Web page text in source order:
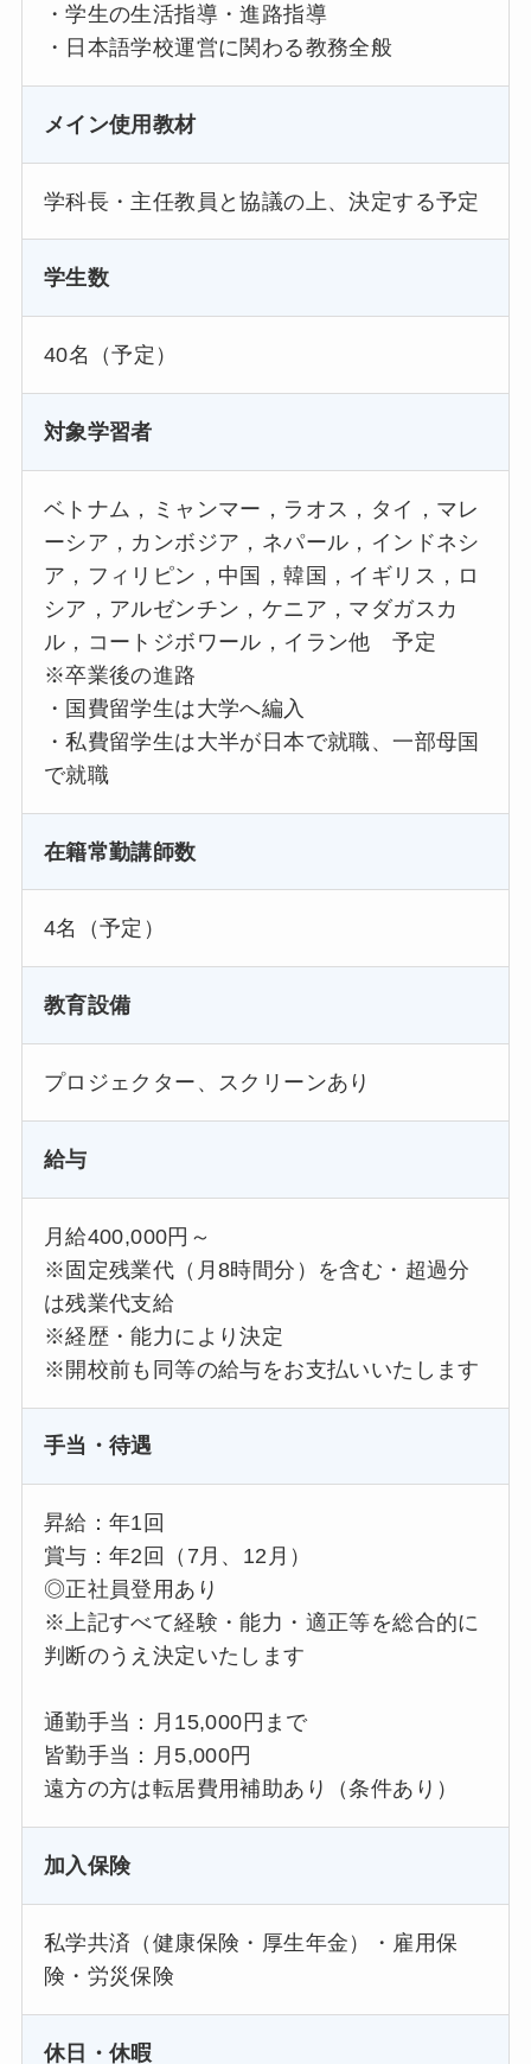
・学生の生活指導・進路指導
・日本語学校運営に関わる教務全般
メイン使用教材
学科長・主任教員と協議の上、決定する予定
学生数
40名（予定）
対象学習者
ベトナム，ミャンマー，ラオス，タイ，マレ
ーシア，カンボジア，ネパール，インドネシ
ア，フィリピン，中国，韓国，イギリス，ロ
シア，アルゼンチン，ケニア，マダガスカ
ル，コートジボワール，イラン他 予定
※卒業後の進路
・国費留学生は大学へ編入
・私費留学生は大半が日本で就職、一部母国
で就職
在籍常勤講師数
4名（予定）
教育設備
プロジェクター、スクリーンあり
給与
月給400,000円～
※固定残業代（月8時間分）を含む・超過分
は残業代支給
※経歴・能力により決定
※開校前も同等の給与をお支払いいたします
手当・待遇
昇給：年1回
賞与：年2回（7月、12月）
◎正社員登用あり
※上記すべて経験・能力・適正等を総合的に
判断のうえ決定いたします
通勤手当：月15,000円まで
皆勤手当：月5,000円
遠方の方は転居費用補助あり（条件あり）
加入保険
私学共済（健康保険・厚生年金）・雇用保
険・労災保険
休日・休暇